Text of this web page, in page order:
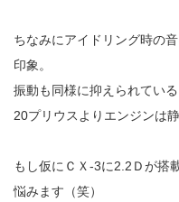
ちなみにアイドリング時の
印象。
振動も同様に抑えられている
20プリウスよりエンジンは
もし仮にＣＸ-3に2.2Ｄが搭
悩みます（笑）